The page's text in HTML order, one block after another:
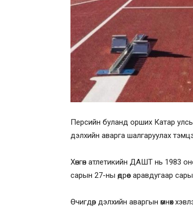
Персийн буланд орших Катар
дэлхийн аварга шалгаруулах
Хөнгөн атлетикийн ДАШТ нь 1983
сарын 27-ны өдрөөс аравдугаар
Өчигдөр дэлхийн аваргын өмнөх